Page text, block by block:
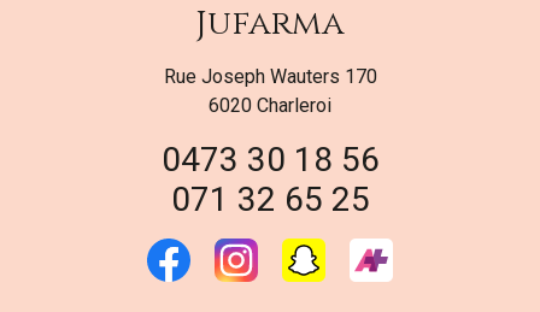
Jufarma
Rue Joseph Wauters 170
6020 Charleroi
0473 30 18 56
071 32 65 25